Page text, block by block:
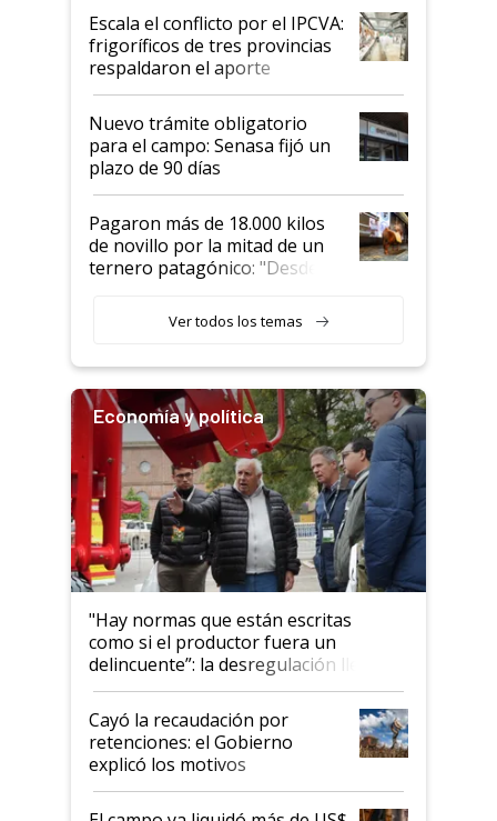
todavía hacen sufrir a estos
animales: "Mientras me
descalificaban, yo seguí
haciendo currículum"
Escala el conflicto por el IPCVA:
frigoríficos de tres provincias
respaldaron el aporte
obligatorio
Nuevo trámite obligatorio
para el campo: Senasa fijó un
plazo de 90 días
Pagaron más de 18.000 kilos
de novillo por la mitad de un
ternero patagónico: "Desde
llamar la atención"
Ver todos los temas
Economía y política
"Hay normas que están escritas
como si el productor fuera un
delincuente”: la desregulación llegó
al Congreso Aapresid y hasta se
habló del financiamiento al IPCVA
Cayó la recaudación por
retenciones: el Gobierno
explicó los motivos